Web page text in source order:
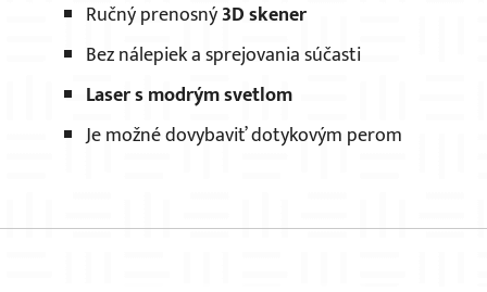
Ručný prenosný3D skener
Bez nálepiek a sprejovania súčasti
Laser s modrým svetlom
Je možné dovybaviť dotykovým perom